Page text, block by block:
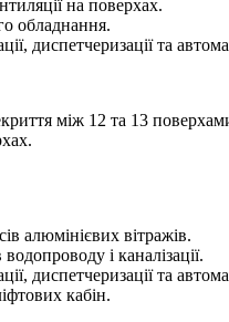
на поверхах.
обладнання.
диспетчеризації та
між 12 та 13
алюмінієвих вітражів.
і каналізації.
диспетчеризації та
кабін.